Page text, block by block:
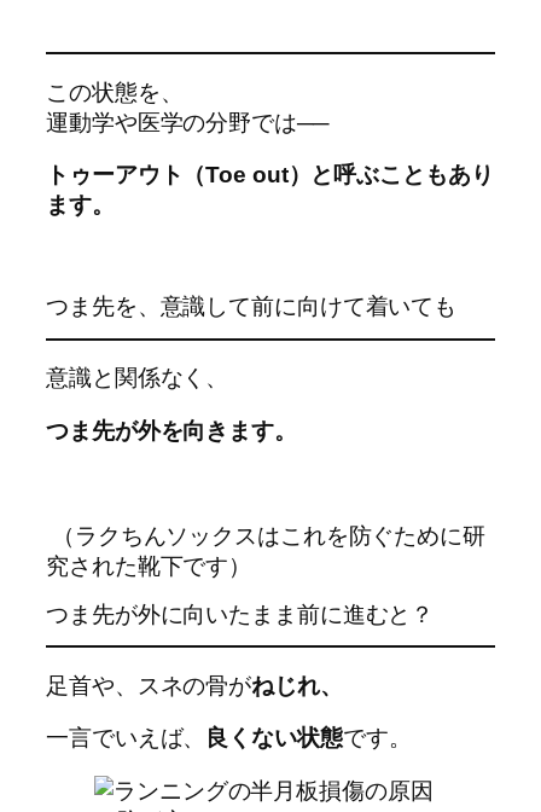
この状態を、
運動学や医学の分野では──
トゥーアウト（Toe out）と呼ぶこともあり
ます。
つま先を、意識して前に向けて着いても
意識と関係なく、
つま先が外を向きます。
（ラクちんソックスはこれを防ぐために研
究された靴下です）
つま先が外に向いたまま前に進むと？
足首や、スネの骨がねじれ、
一言でいえば、 良くない状態です。